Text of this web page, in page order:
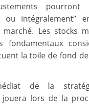
pourront
ou intégralement”
marché. Les stocks
fondamentaux
la toile de fond
de la
jouera lors de la